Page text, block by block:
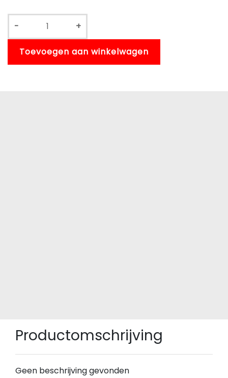
- +
Toevoegen aan winkelwagen
Productomschrijving
Geen beschrijving gevonden